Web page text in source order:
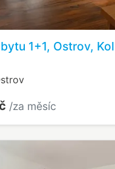
1+1, Ostrov,
/za měsíc